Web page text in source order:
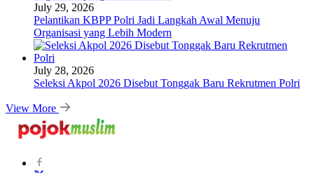
July 29, 2026
Pelantikan KBPP Polri Jadi Langkah Awal Menuju
Organisasi yang Lebih Modern
July 28, 2026
Seleksi Akpol 2026 Disebut Tonggak Baru Rekrutmen Polri
View More